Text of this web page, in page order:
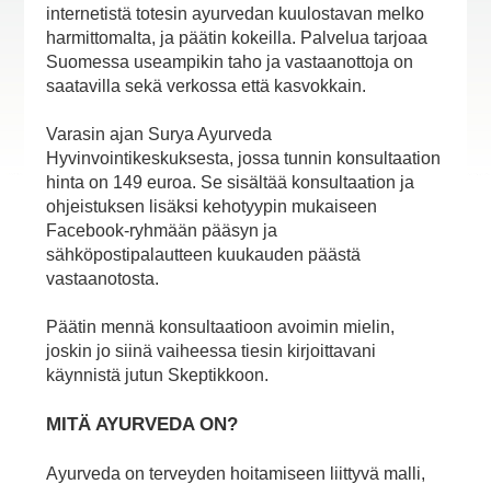
internetistä totesin ayurvedan kuulostavan melko
harmittomalta, ja päätin kokeilla. Palvelua tarjoaa
Suomessa useampikin taho ja vastaanottoja on
saatavilla sekä verkossa että kasvokkain.
Varasin ajan Surya Ayurveda
Hyvinvointikeskuksesta, jossa tunnin konsultaation
hinta on 149 euroa. Se sisältää konsultaation ja
ohjeistuksen lisäksi kehotyypin mukaiseen
Facebook-ryhmään pääsyn ja
sähköpostipalautteen kuukauden päästä
vastaanotosta.
Päätin mennä konsultaatioon avoimin mielin,
joskin jo siinä vaiheessa tiesin kirjoittavani
käynnistä jutun Skeptikkoon.
MITÄ AYURVEDA ON?
Ayurveda on terveyden hoitamiseen liittyvä malli,